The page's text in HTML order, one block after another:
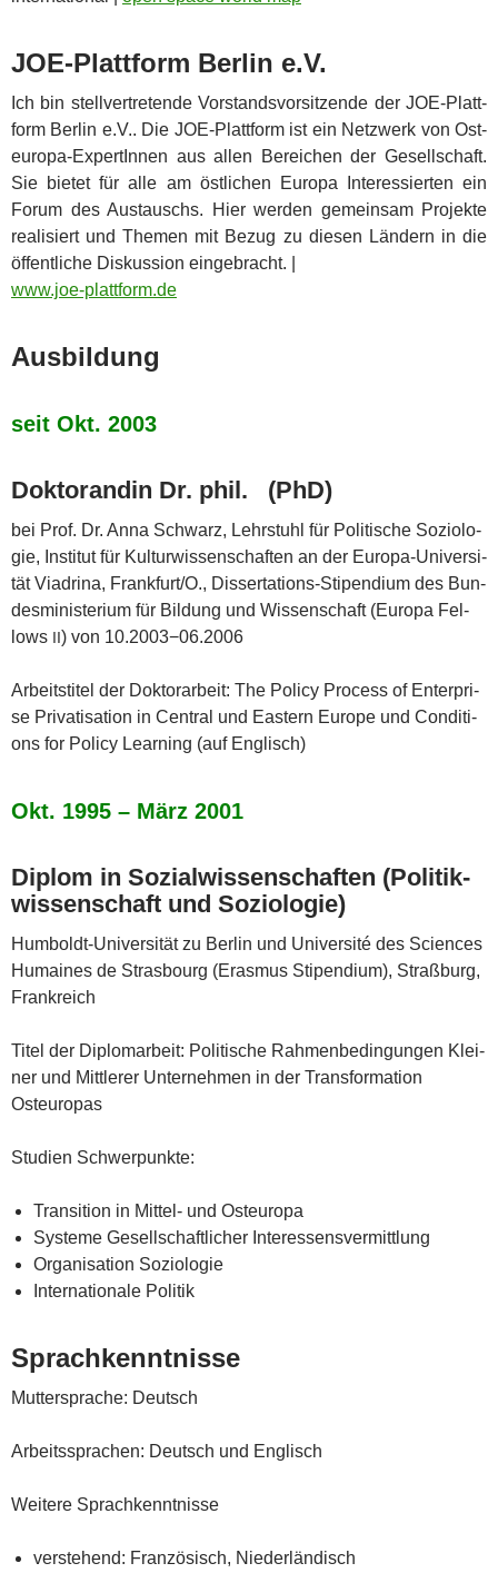
JOE-Platt­form Ber­lin e.V.
Ich bin stell­ver­tre­tende Vor­stands­vor­sit­zende der JOE-Platt­
form Ber­lin e.V.. Die JOE-Platt­form ist ein Netz­werk von Ost­
eu­ro­pa-Exper­tIn­nen aus allen Berei­chen der Gesell­schaft.
Sie bie­tet für alle am öst­li­chen Euro­pa Inter­es­sier­ten ein
Forum des Aus­tauschs. Hier wer­den gemein­sam Pro­jekte
rea­li­siert und The­men mit Bezug zu die­sen Län­dern in die
öffent­li­che Dis­kus­sion eingebracht. |
www​.joe​-platt​form​.de
Aus­bil­dung
seit Okt. 2003
Dok­to­ran­din Dr. phil. (PhD)
bei Prof. Dr. Anna Schwarz, Lehr­stuhl für Poli­ti­sche Sozio­lo­
gie, Insti­tut für Kul­tur­wis­sen­schaf­ten an der Euro­pa-Uni­ver­si­
tät Via­dri­na, Frankfurt/O., Dis­ser­ta­ti­ons-Sti­pen­di­um des Bun­
des­mi­nis­te­ri­um für Bil­dung und Wis­sen­schaft (Euro­pa Fel­
lows II) von 10.2003−06.2006
Arbeits­ti­tel der Dok­tor­ar­beit: The Poli­cy Pro­cess of Enter­pri­
se Pri­va­tis­a­ti­on in Cen­tral und Eas­tern Euro­pe und Con­di­ti­
ons for Poli­cy Lear­ning (auf Englisch)
Okt. 1995 – März 2001
Diplom in Sozi­al­wis­sen­schaf­ten (Poli­tik­
wis­sen­schaft und Soziologie)
Hum­boldt-Uni­ver­si­tät zu Ber­lin und Uni­ver­si­té des Sci­en­ces
Humain­es de Stras­bourg (Eras­mus Sti­pen­di­um), Straß­burg,
Frankreich
Titel der Diplom­ar­beit: Poli­ti­sche Rah­men­be­din­gun­gen Klei­
ner und Mitt­le­rer Unter­nehmen in der Trans­for­ma­ti­on
Osteuropas
Stu­di­en Schwerpunkte:
Tran­si­ti­on in Mit­tel- und Osteuropa
Sys­te­me Gesell­schaft­li­cher Interessensvermittlung
Organi­sation Soziologie
Inter­na­tio­na­le Politik
Sprach­kennt­nis­se
Mut­ter­spra­che: Deutsch
Arbeits­spra­chen: Deutsch und Englisch
Wei­te­re Sprachkenntnisse
ver­ste­hend: Fran­zö­sisch, Niederländisch